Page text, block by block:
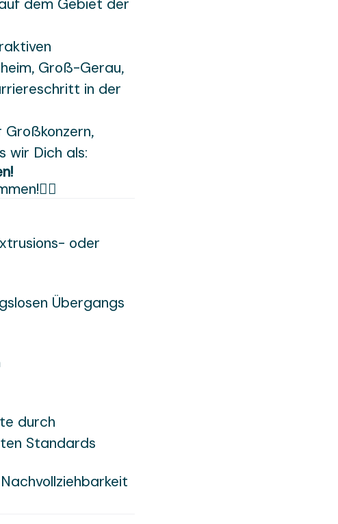
dem Gebiet der
Groß-Gerau,
in der
wir Dich als:
oder
Übergangs
durch
Standards